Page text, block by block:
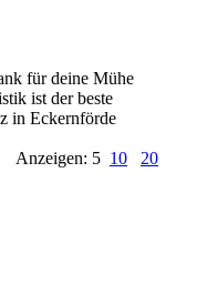
für deine Mühe
ist der beste
in Eckernförde
Anzeigen: 5 10 20